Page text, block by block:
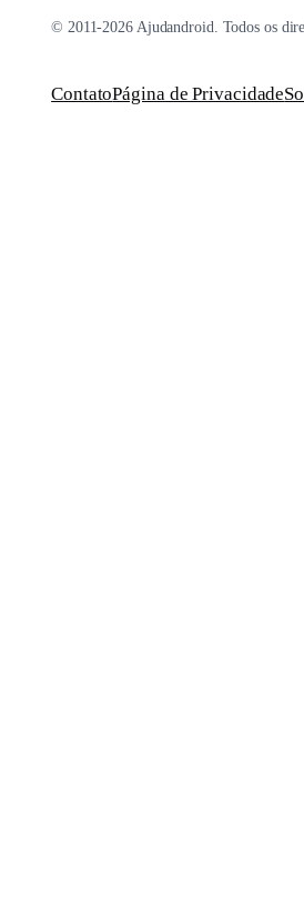
© 2011-2026 Ajudandroid. Todos os
ContatoPágina de Privacidade